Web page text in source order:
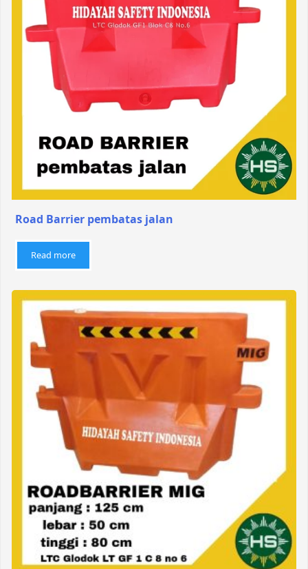
Road Barrier pembatas jalan
Read more